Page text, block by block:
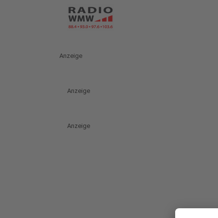
Anzeige
Anzeige
Anzeige